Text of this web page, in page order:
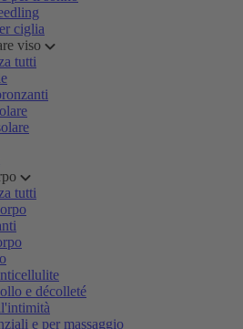
ciglia
viso
tutti
tutti
e décolleté
e per massaggio